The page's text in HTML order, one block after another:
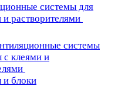
системы для
растворителями
системы
с клеями и
и блоки